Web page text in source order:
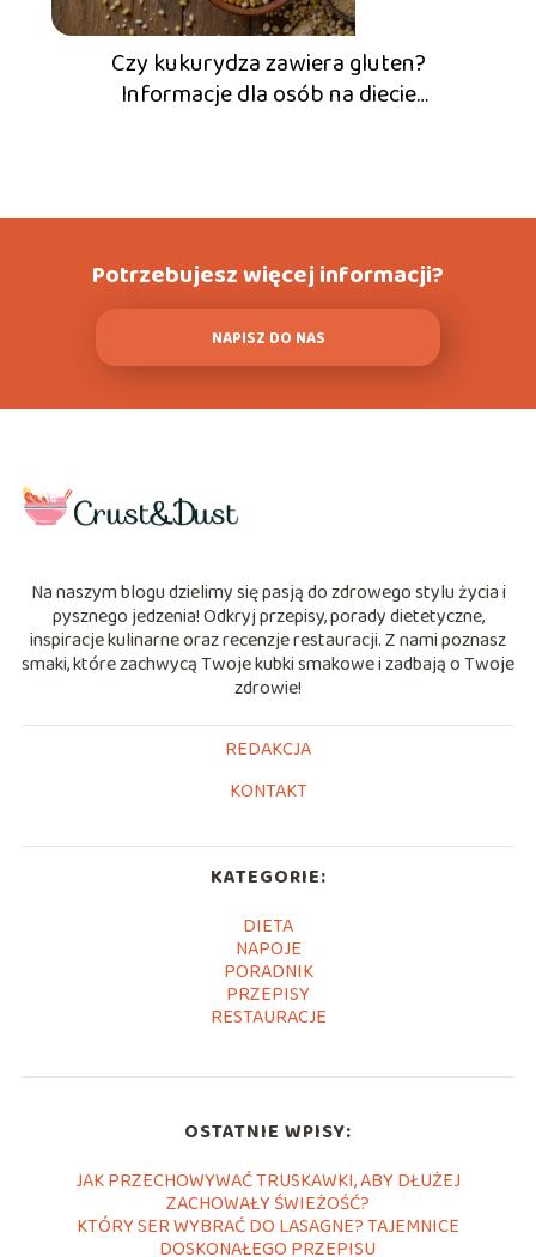
Czy kukurydza zawiera gluten?
Informacje dla osób na diecie
Potrzebujesz więcej informacji?
NAPISZ DO NAS
Na naszym blogu dzielimy się pasją do zdrowego stylu życia i
pysznego jedzenia! Odkryj przepisy, porady dietetyczne,
inspiracje kulinarne oraz recenzje restauracji. Z nami poznasz
smaki, które zachwycą Twoje kubki smakowe i zadbają o Twoje
zdrowie!
REDAKCJA
KONTAKT
KATEGORIE:
DIETA
NAPOJE
PORADNIK
PRZEPISY
RESTAURACJE
OSTATNIE WPISY:
JAK PRZECHOWYWAĆ TRUSKAWKI, ABY DŁUŻEJ
ZACHOWAŁY ŚWIEŻOŚĆ?
KTÓRY SER WYBRAĆ DO LASAGNE? TAJEMNICE
DOSKONAŁEGO PRZEPISU